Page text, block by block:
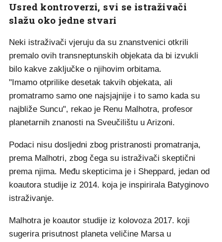
Usred kontroverzi, svi se istraživači
slažu oko jedne stvari
Neki istraživači vjeruju da su znanstvenici otkrili
premalo ovih transneptunskih objekata da bi izvukli
bilo kakve zaključke o njihovim orbitama.
"Imamo otprilike desetak takvih objekata, ali
promatramo samo one najsjajnije i to samo kada su
najbliže Suncu", rekao je Renu Malhotra, profesor
planetarnih znanosti na Sveučilištu u Arizoni.
Podaci nisu dosljedni zbog pristranosti promatranja,
prema Malhotri, zbog čega su istraživači skeptični
prema njima. Među skepticima je i Sheppard, jedan od
koautora studije iz 2014. koja je inspirirala Batyginovo
istraživanje.
Malhotra je koautor studije iz kolovoza 2017. koji
sugerira prisutnost planeta veličine Marsa u